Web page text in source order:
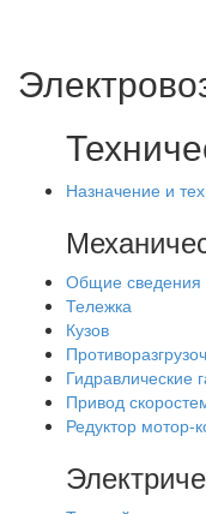
Назначение и
Общие сведения
Тележка
Кузов
Гидравлические
Привод
Редуктор мотор-